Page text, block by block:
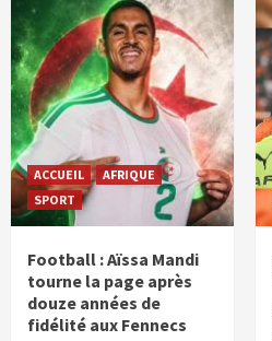
ACCUEIL
AFRIQUE
SPORT
Football : Aïssa Mandi
tourne la page après
douze années de
fidélité aux Fennecs